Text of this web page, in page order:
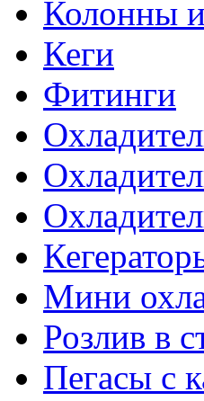
Колонны
Кеги
Фитинги
Мини
Розлив в
Пегасы с